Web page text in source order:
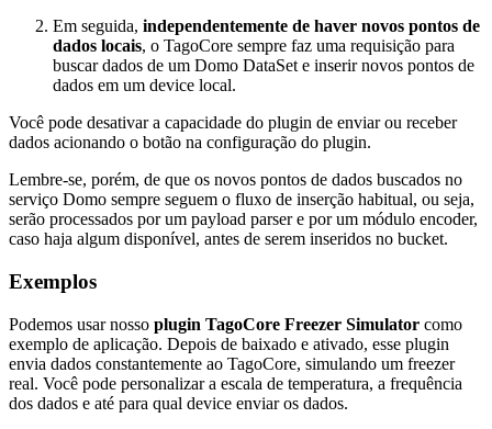
Em seguida, independentemente de haver novos pontos de
dados locais, o TagoCore sempre faz uma requisição para
buscar dados de um Domo DataSet e inserir novos pontos de
dados em um device local.
Você pode desativar a capacidade do plugin de enviar ou receber
dados acionando o botão na configuração do plugin.
Lembre-se, porém, de que os novos pontos de dados buscados no
serviço Domo sempre seguem o fluxo de inserção habitual, ou seja,
serão processados por um payload parser e por um módulo encoder,
caso haja algum disponível, antes de serem inseridos no bucket.
Exemplos
Podemos usar nosso plugin TagoCore Freezer Simulator como
exemplo de aplicação. Depois de baixado e ativado, esse plugin
envia dados constantemente ao TagoCore, simulando um freezer
real. Você pode personalizar a escala de temperatura, a frequência
dos dados e até para qual device enviar os dados.